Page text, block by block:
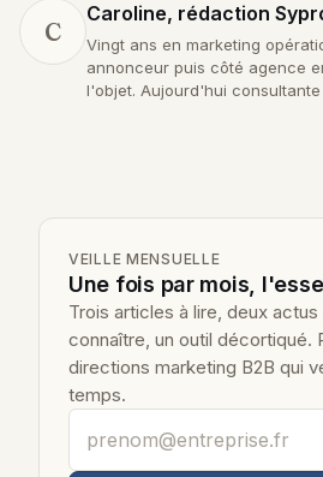
C
Caroline, rédaction
Vingt ans en marketing
annonceur puis côté agence
l'objet. Aujourd'hui
VEILLE MENSUELLE
Une fois par mois,
Trois articles à lire, deux
connaître, un outil décortiqué.
directions marketing B2B qui
temps.